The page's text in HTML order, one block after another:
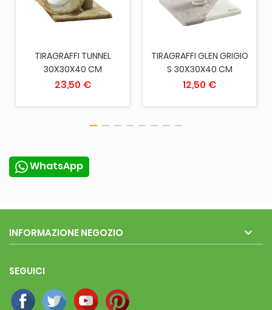
TIRAGRAFFI TUNNEL
30X30X40 CM
23,50 €
TIRAGRAFFI GLEN GRIGIO
S 30X30X40 CM
12,50 €
WhatsApp
INFORMAZIONE NEGOZIO 
SEGUICI